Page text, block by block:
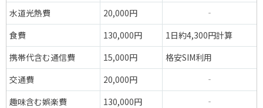
水道光熱費
20,000円
‐
食費
130,000円
1日約4,300円計算
携帯代含む通信費
15,000円
格安SIM利用
交通費
20,000円
‐
趣味含む娯楽費
130,000円
‐